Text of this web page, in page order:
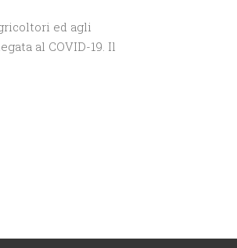
ed agli
al COVID-19. Il